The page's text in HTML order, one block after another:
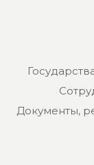
Документы,